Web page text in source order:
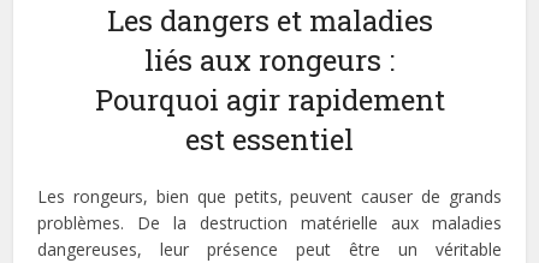
Les dangers et maladies
liés aux rongeurs :
Pourquoi agir rapidement
est essentiel
Les rongeurs, bien que petits, peuvent causer de grands
problèmes. De la destruction matérielle aux maladies
dangereuses, leur présence peut être un véritable